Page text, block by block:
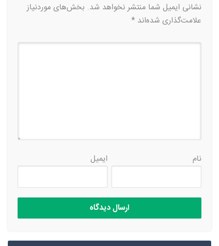
نشانی ایمیل شما منتشر نخواهد شد. بخش‌های موردنیاز
علامت‌گذاری شده‌اند *
نام ایمیل